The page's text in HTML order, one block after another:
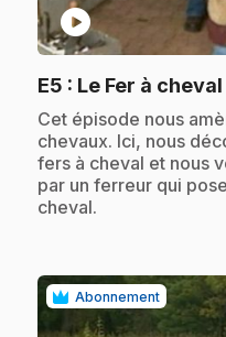
play_circle
E5 : Le Fer à cheval
.Cet épisode nous
chevaux. Ici, nous
fers à cheval et nous
par un ferreur qui
cheval.
Abonnement